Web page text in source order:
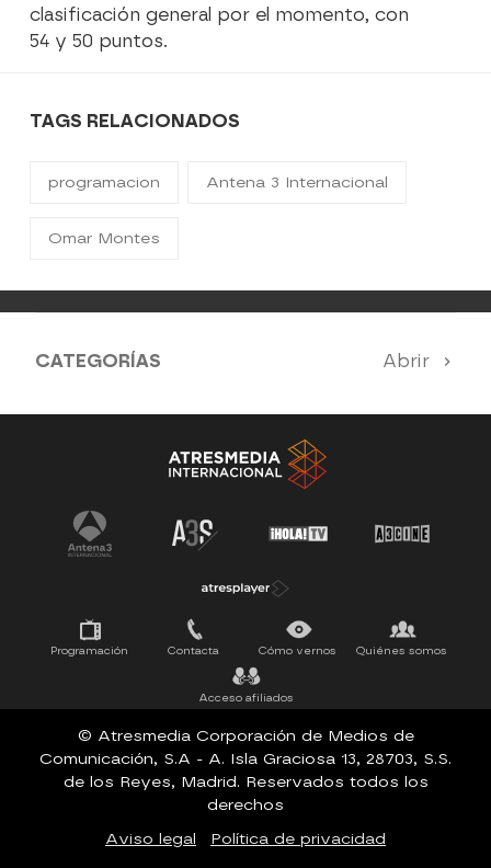
clasificación general por el momento, con
54 y 50 puntos.
TAGS RELACIONADOS
programacion Antena 3 Internacional
Omar Montes
CATEGORÍAS Abrir
Antena 3 Noticias El Hormiguero
Tu cara me suena Pasapalabra
Programación Contacta Cómo vernos Quiénes somos
Acceso afiliados
© Atresmedia Corporación de Medios de
Comunicación, S.A - A. Isla Graciosa 13, 28703, S.S.
de los Reyes, Madrid. Reservados todos los
derechos
Aviso legal
Política de privacidad